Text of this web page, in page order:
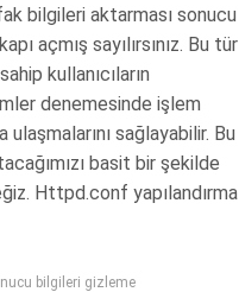
bilgileri aktarması sonucu
açmış sayılırsınız. Bu tür
kullanıcıların
denemesinde işlem
sağlayabilir. Bu
basit bir şekilde
Httpd.conf yapılandırma
bilgileri gizleme